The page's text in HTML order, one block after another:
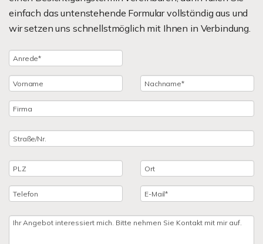
einfach das untenstehende Formular vollständig aus und
wir setzen uns schnellstmöglich mit Ihnen in Verbindung.